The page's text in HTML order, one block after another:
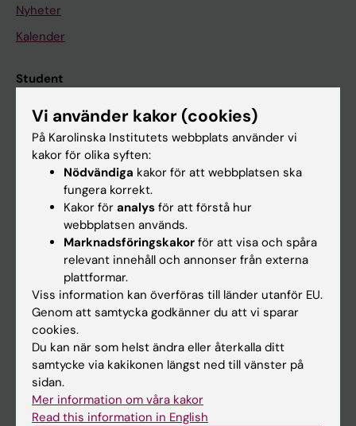
Nyheter
Kalender
Student
Ladok
Canvas
Schema
Studentmejlen
Kurs- och programwebbar
Student på KI
Medarbetare
Medarbetarportalen
Kontakta och besök KI
Universitetsbiblioteket
Stöd forskning och utbildning
Vi använder kakor (cookies)
På Karolinska Institutets webbplats använder vi
kakor för olika syften:
Nödvändiga kakor för att webbplatsen ska
fungera korrekt.
Kakor för analys för att förstå hur
webbplatsen används.
Marknadsföringskakor för att visa och spåra
relevant innehåll och annonser från externa
plattformar.
Viss information kan överföras till länder utanför EU.
Genom att samtycka godkänner du att vi sparar
cookies.
Du kan när som helst ändra eller återkalla ditt
samtycke via kakikonen längst ned till vänster på
sidan.
Mer information om våra kakor
Read this information in English